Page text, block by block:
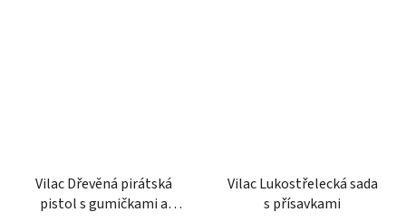
Vilac Dřevěná pirátská
pistol s gumičkami a
Vilac Lukostřelecká sada
s přísavkami